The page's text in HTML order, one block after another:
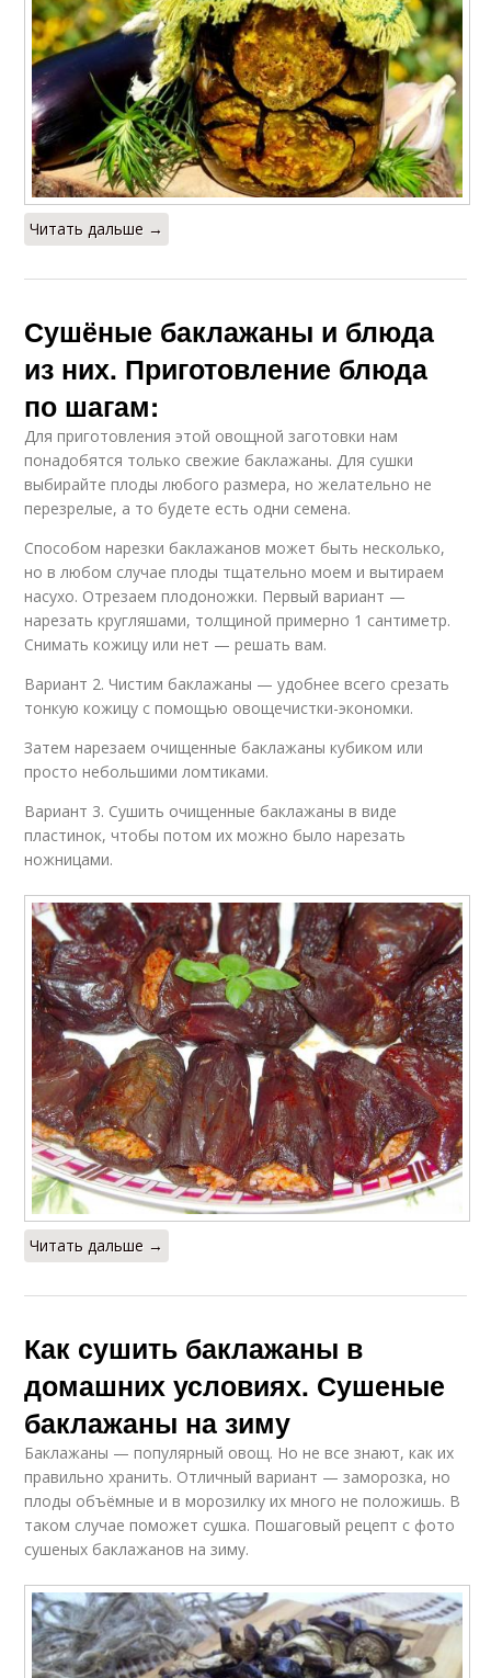
Читать дальше →
Сушёные баклажаны и блюда
из них. Приготовление блюда
по шагам:
Для приготовления этой овощной заготовки нам
понадобятся только свежие баклажаны. Для сушки
выбирайте плоды любого размера, но желательно не
перезрелые, а то будете есть одни семена.
Способом нарезки баклажанов может быть несколько,
но в любом случае плоды тщательно моем и вытираем
насухо. Отрезаем плодоножки. Первый вариант —
нарезать кругляшами, толщиной примерно 1 сантиметр.
Снимать кожицу или нет — решать вам.
Вариант 2. Чистим баклажаны — удобнее всего срезать
тонкую кожицу с помощью овощечистки-экономки.
Затем нарезаем очищенные баклажаны кубиком или
просто небольшими ломтиками.
Вариант 3. Сушить очищенные баклажаны в виде
пластинок, чтобы потом их можно было нарезать
ножницами.
Читать дальше →
Как сушить баклажаны в
домашних условиях. Сушеные
баклажаны на зиму
Баклажаны — популярный овощ. Но не все знают, как их
правильно хранить. Отличный вариант — заморозка, но
плоды объёмные и в морозилку их много не положишь. В
таком случае поможет сушка. Пошаговый рецепт с фото
сушеных баклажанов на зиму.